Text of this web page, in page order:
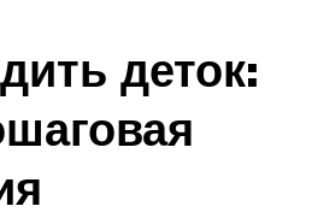
деток: